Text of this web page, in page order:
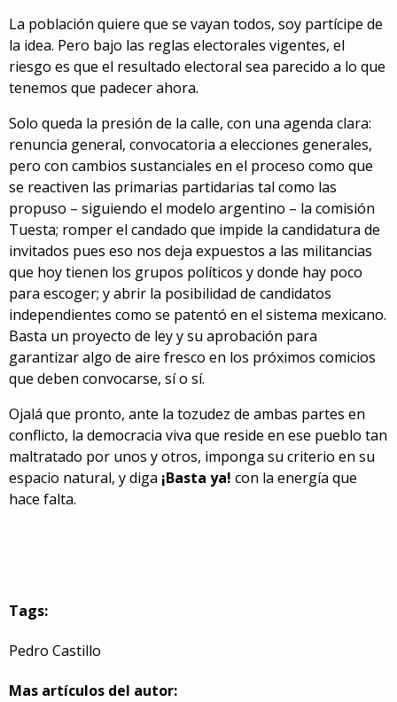
La población quiere que se vayan todos, soy partícipe de
la idea. Pero bajo las reglas electorales vigentes, el
riesgo es que el resultado electoral sea parecido a lo que
tenemos que padecer ahora.
Solo queda la presión de la calle, con una agenda clara:
renuncia general, convocatoria a elecciones generales,
pero con cambios sustanciales en el proceso como que
se reactiven las primarias partidarias tal como las
propuso – siguiendo el modelo argentino – la comisión
Tuesta; romper el candado que impide la candidatura de
invitados pues eso nos deja expuestos a las militancias
que hoy tienen los grupos políticos y donde hay poco
para escoger; y abrir la posibilidad de candidatos
independientes como se patentó en el sistema mexicano.
Basta un proyecto de ley y su aprobación para
garantizar algo de aire fresco en los próximos comicios
que deben convocarse, sí o sí.
Ojalá que pronto, ante la tozudez de ambas partes en
conflicto, la democracia viva que reside en ese pueblo tan
maltratado por unos y otros, imponga su criterio en su
espacio natural, y diga ¡Basta ya! con la energía que
hace falta.
Tags:
Pedro Castillo
Mas artículos del autor: